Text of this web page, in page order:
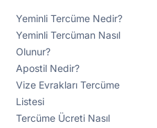
Yeminli Tercüme Nedir?
Yeminli Tercüman Nasıl
Olunur?
Apostil Nedir?
Vize Evrakları Tercüme
Listesi
Tercüme Ücreti Nasıl